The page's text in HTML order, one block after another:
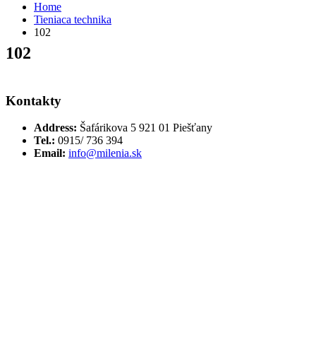
Home
Tieniaca technika
102
102
Kontakty
Address: Šafárikova 5 921 01 Piešťany
Tel.: 0915/ 736 394
Email: info@milenia.sk